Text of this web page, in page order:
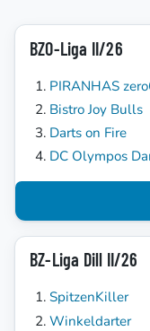
BZO-Liga II/26
PIRANHAS
Bistro Joy Bulls
Darts on Fire
DC Olympos
BZ-Liga Dill II/26
SpitzenKiller
Winkeldarter